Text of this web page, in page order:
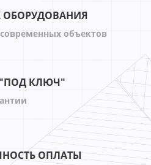
объектов
КЛЮЧ"
ОПЛАТЫ